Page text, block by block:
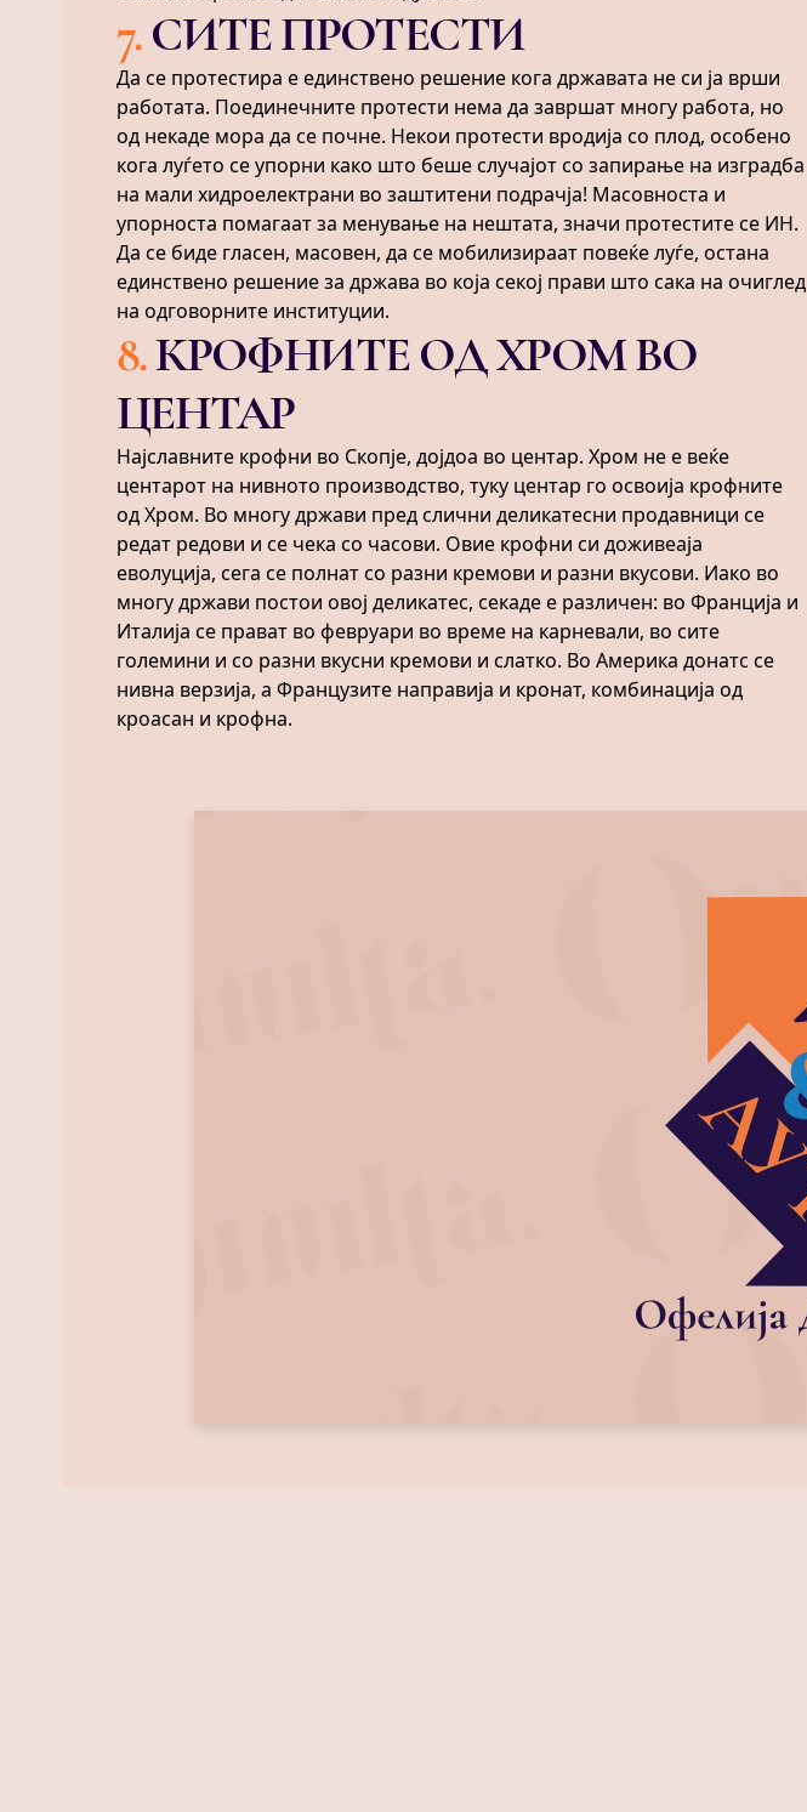
7.СИТЕ ПРОТЕСТИ
Да се протестира е единствено решение кога државата не си ја врши
работата. Поединечните протести нема да завршат многу работа, но
од некаде мора да се почне. Некои протести вродија со плод, особено
кога луѓето се упорни како што беше случајот со запирање на изградба
на мали хидроелектрани во заштитени подрачја! Масовноста и
упорноста помагаат за менување на нештата, значи протестите се ИН.
Да се биде гласен, масовен, да се мобилизираат повеќе луѓе, остана
единствено решение за држава во која секој прави што сака на очиглед
на одговорните институции.
8.КРОФНИТЕ ОД ХРОМ ВО
ЦЕНТАР
Најславните крофни во Скопје, дојдоа во центар. Хром не е веќе
центарот на нивното производство, туку центар го освоија крофните
од Хром. Во многу држави пред слични деликатесни продавници се
редат редови и се чека со часови. Овие крофни си доживеаја
еволуција, сега се полнат со разни кремови и разни вкусови. Иако во
многу држави постои овој деликатес, секаде е различен: во Франција и
Италија се прават во февруари во време на карневали, во сите
големини и со разни вкусни кремови и слатко. Во Америка донатс се
нивна верзија, а Французите направија и кронат, комбинација од
кроасан и крофна.